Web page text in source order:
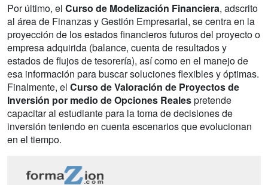
Por último, el Curso de Modelización Financiera, adscrito
al área de Finanzas y Gestión Empresarial, se centra en la
proyección de los estados financieros futuros del proyecto o
empresa adquirida (balance, cuenta de resultados y
estados de flujos de tesorería), así como en el manejo de
esa información para buscar soluciones flexibles y óptimas.
Finalmente, el Curso de Valoración de Proyectos de
Inversión por medio de Opciones Realespretende
capacitar al estudiante para la toma de decisiones de
inversión teniendo en cuenta escenarios que evolucionan
en el tiempo.